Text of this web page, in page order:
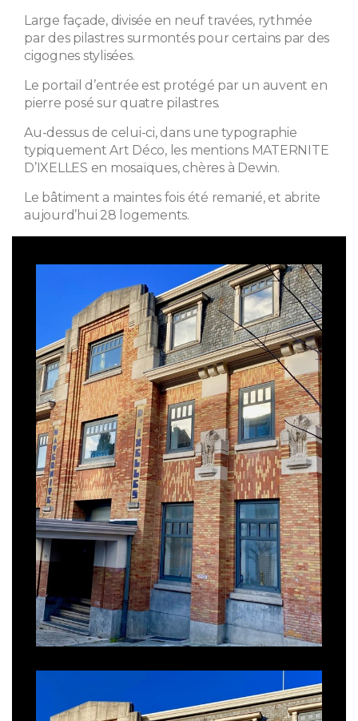
Large façade, divisée en neuf travées, rythmée
par des pilastres surmontés pour certains par des
cigognes stylisées.
Le portail d’entrée est protégé par un auvent en
pierre posé sur quatre pilastres.
Au-dessus de celui-ci, dans une typographie
typiquement Art Déco, les mentions MATERNITE
D’IXELLES en mosaïques, chères à Dewin.
Le bâtiment a maintes fois été remanié, et abrite
aujourd’hui 28 logements.